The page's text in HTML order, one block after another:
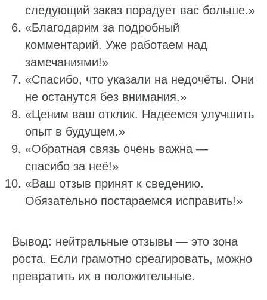
следующий заказ порадует вас больше.»
«Благодарим за подробный
комментарий. Уже работаем над
замечаниями!»
«Спасибо, что указали на недочёты. Они
не останутся без внимания.»
«Ценим ваш отклик. Надеемся улучшить
опыт в будущем.»
«Обратная связь очень важна —
спасибо за неё!»
«Ваш отзыв принят к сведению.
Обязательно постараемся исправить!»
Вывод: нейтральные отзывы — это зона
роста. Если грамотно среагировать, можно
превратить их в положительные.